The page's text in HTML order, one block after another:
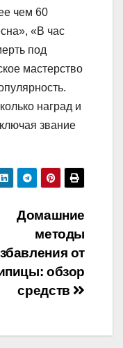
чем 60
«В час
под
мастерство
наград и
звание
Домашние
методы
от
обзор
средств